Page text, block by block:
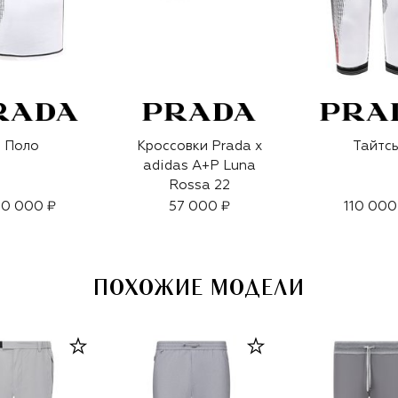
Поло
000 ₽
Кроссовки Prada x
adidas A+P Luna
Rossa 22
57 000 ₽
110
ПОХОЖИЕ МОДЕЛИ